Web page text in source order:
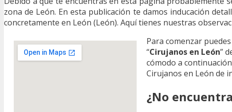
zona de León. En esta publicación te damos inducación
concretamente en León (León). Aquí tienes nuestras
Para comenzar
“Cirujanos en León”
cómodo a
Cirujanos en León de
¿No